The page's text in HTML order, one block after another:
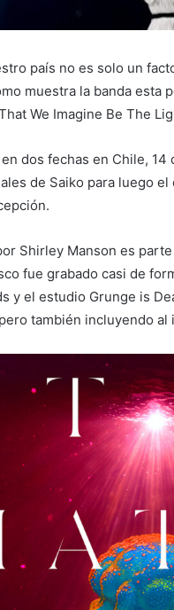
país no es solo un
muestra la banda
We Imagine Be The
dos fechas en Chile,
de Saiko para luego
Shirley Manson es
fue grabado casi de
y el estudio Grunge is
también incluyendo al